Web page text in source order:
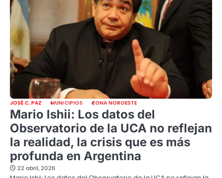
JOSÉ C. PAZ MUNICIPIOS ZONA NOROESTE
Mario Ishii: Los datos del
Observatorio de la UCA no reflejan
la realidad, la crisis que es más
profunda en Argentina
22 abril, 2026